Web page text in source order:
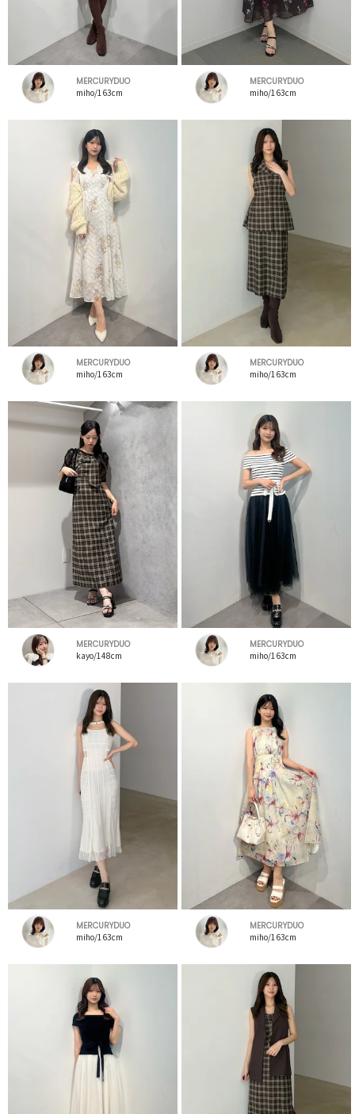
MERCURYDUO
miho/163cm
MERCURYDUO
miho/163cm
MERCURYDUO
miho/163cm
MERCURYDUO
miho/163cm
MERCURYDUO
kayo/148cm
MERCURYDUO
miho/163cm
MERCURYDUO
miho/163cm
MERCURYDUO
miho/163cm